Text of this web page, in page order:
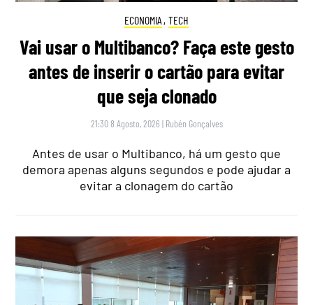
ECONOMIA , TECH
Vai usar o Multibanco? Faça este gesto
antes de inserir o cartão para evitar
que seja clonado
21:30 8 Agosto, 2026 | Rubén Gonçalves
Antes de usar o Multibanco, há um gesto que
demora apenas alguns segundos e pode ajudar a
evitar a clonagem do cartão